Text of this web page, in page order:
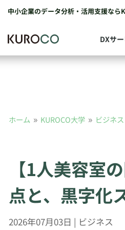
中小企業のデータ分析・活用支援なら
DXサ
ホーム 9 KUROCO大学 9 ビジネス
【1人美容室
点と、黒字化
2026年07月03日 | ビジネス